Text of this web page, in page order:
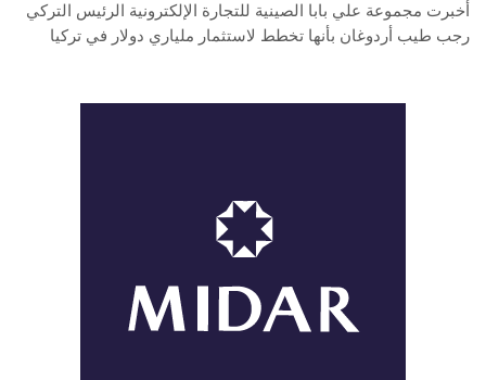
أخبرت مجموعة علي بابا الصينية للتجارة الإلكترونية الرئيس التركي
رجب طيب أردوغان بأنها تخطط لاستثمار ملياري دولار في تركيا